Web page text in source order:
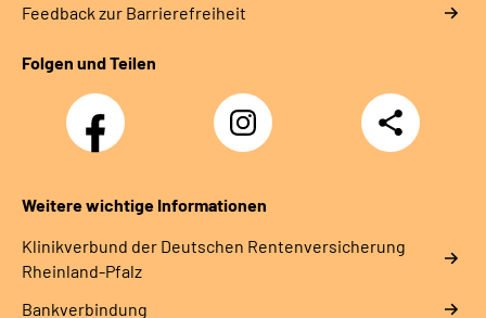
Feedback zur Barrierefreiheit
Folgen und Teilen
Facebook
Instagram
DRV
Nachwuchskräfte
Teilen
Weitere wichtige Informationen
Klinikverbund der Deutschen Rentenversicherung
Rheinland-Pfalz
Bankverbindung